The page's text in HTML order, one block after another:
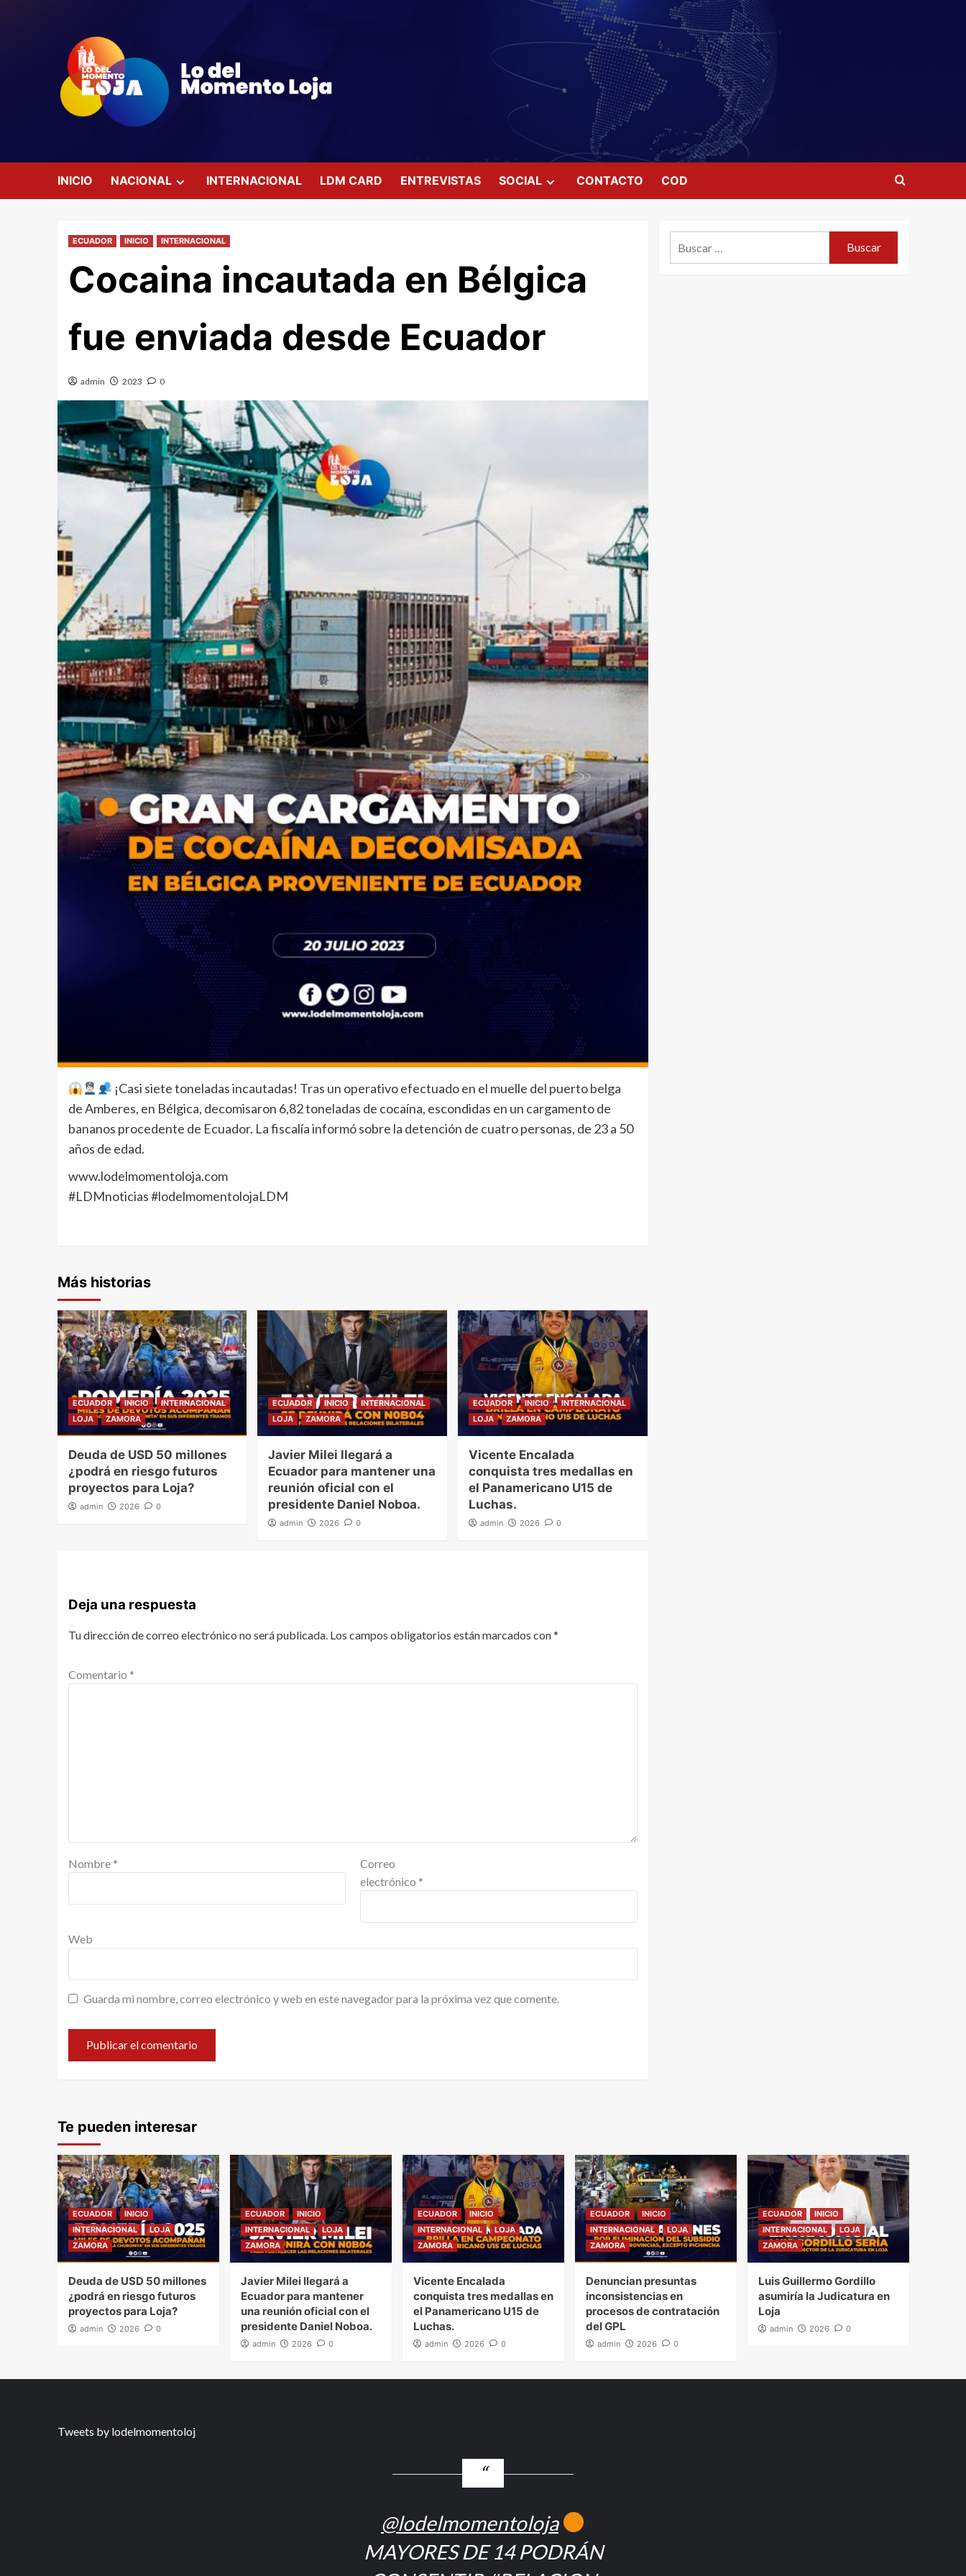
INICIO NACIONAL INTERNACIONAL LDM CARD ENTREVISTAS SOCIAL CONTACTO COD
ECUADOR INICIO INTERNACIONAL
Cocaina incautada en Bélgica
fue enviada desde Ecuador
admin 2023 0
¡Casi siete toneladas incautadas! Tras un operativo efectuado en el muelle del puerto belga
de Amberes, en Bélgica, decomisaron 6,82 toneladas de cocaína, escondidas en un cargamento de
bananos procedente de Ecuador. La fiscalía informó sobre la detención de cuatro personas, de 23 a 50
años de edad.
www.lodelmomentoloja.com
#LDMnoticias #lodelmomentolojaLDM
Más historias
ECUADOR INICIO
INTERNACIONAL
LOJA
ZAMORA
Deuda de USD 50 millones
¿podrá en riesgo futuros
proyectos para Loja?
admin 2026 0
ECUADOR INICIO
INTERNACIONAL
LOJA
ZAMORA
Javier Milei llegará a
Ecuador para mantener una
reunión oficial con el
presidente Daniel Noboa.
admin 2026 0
ECUADOR INICIO
INTERNACIONAL
LOJA
ZAMORA
Vicente Encalada
conquista tres medallas en
el Panamericano U15 de
Luchas.
admin 2026 0
Deja una respuesta
Tu dirección de correo electrónico no será publicada. Los campos obligatorios están marcados con*
Comentario *
Nombre *
Correo
electrónico *
Web
Guarda mi nombre, correo electrónico y web en este navegador para la próxima vez que comente.
Te pueden interesar
ECUADOR
INICIO
INTERNACIONAL
LOJA
ZAMORA
Deuda de USD 50 millones
¿podrá en riesgo futuros
proyectos para Loja?
admin 2026 0
ECUADOR
INICIO
INTERNACIONAL
LOJA
ZAMORA
Javier Milei llegará a
Ecuador para mantener
una reunión oficial con el
presidente Daniel Noboa.
admin 2026 0
ECUADOR
INICIO
INTERNACIONAL
LOJA
ZAMORA
Vicente Encalada
conquista tres medallas en
el Panamericano U15 de
Luchas.
admin 2026 0
ECUADOR
INICIO
INTERNACIONAL
LOJA
ZAMORA
Denuncian presuntas
inconsistencias en
procesos de contratación
del GPL
admin 2026 0
ECUADOR
INICIO
INTERNACIONAL
LOJA
ZAMORA
Luis Guillermo Gordillo
asumiría la Judicatura en
Loja
admin 2026 0
Tweets by lodelmomentoloj
@lodelmomentoloja
MAYORES DE 14 PODRÁN